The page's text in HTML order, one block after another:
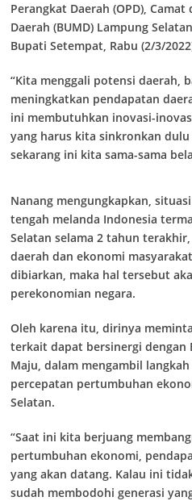
Perangkat Daerah (OPD),
Daerah (BUMD) Lampung
Bupati Setempat, Rabu (2/3/
“Kita menggali potensi daerah,
meningkatkan pendapatan
ini membutuhkan inovasi-
yang harus kita sinkronkan
sekarang ini kita sama-sama
Nanang mengungkapkan,
tengah melanda Indonesia
Selatan selama 2 tahun
daerah dan ekonomi
dibiarkan, maka hal tersebut
perekonomian negara.
Oleh karena itu, dirinya
terkait dapat bersinergi dengan
Maju, dalam mengambil
percepatan pertumbuhan
Selatan.
“Saat ini kita berjuang
pertumbuhan ekonomi,
yang akan datang. Kalau ini
sudah membodohi generasi